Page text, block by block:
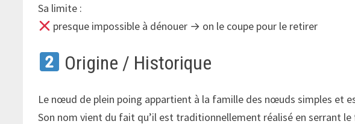
Sa limite :
presque impossible à dénouer → on le coupe pour le retirer
Origine / Historique
Le nœud de plein poing appartient à la famille des nœuds simples et
Son nom vient du fait qu’il est traditionnellement réalisé en serrant